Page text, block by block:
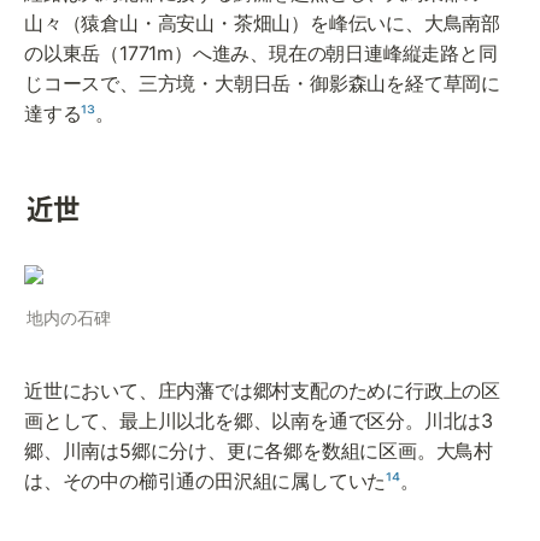
山々（猿倉山・高安山・茶畑山）を峰伝いに、大鳥南部
の以東岳（1771m）へ進み、現在の朝日連峰縦走路と同
じコースで、三方境・大朝日岳・御影森山を経て草岡に
達する¹³。
近世
地内の石碑
近世において、庄内藩では郷村支配のために行政上の区
画として、最上川以北を郷、以南を通で区分。川北は3
郷、川南は5郷に分け、更に各郷を数組に区画。大鳥村
は、その中の櫛引通の田沢組に属していた¹⁴。